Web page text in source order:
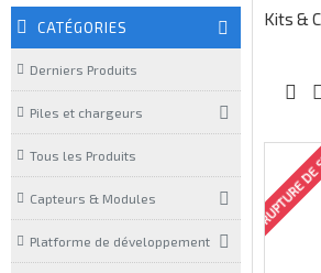
CATÉGORIES
Derniers Produits
Piles et chargeurs
Tous les Produits
Capteurs & Modules
Platforme de développement
Kits &